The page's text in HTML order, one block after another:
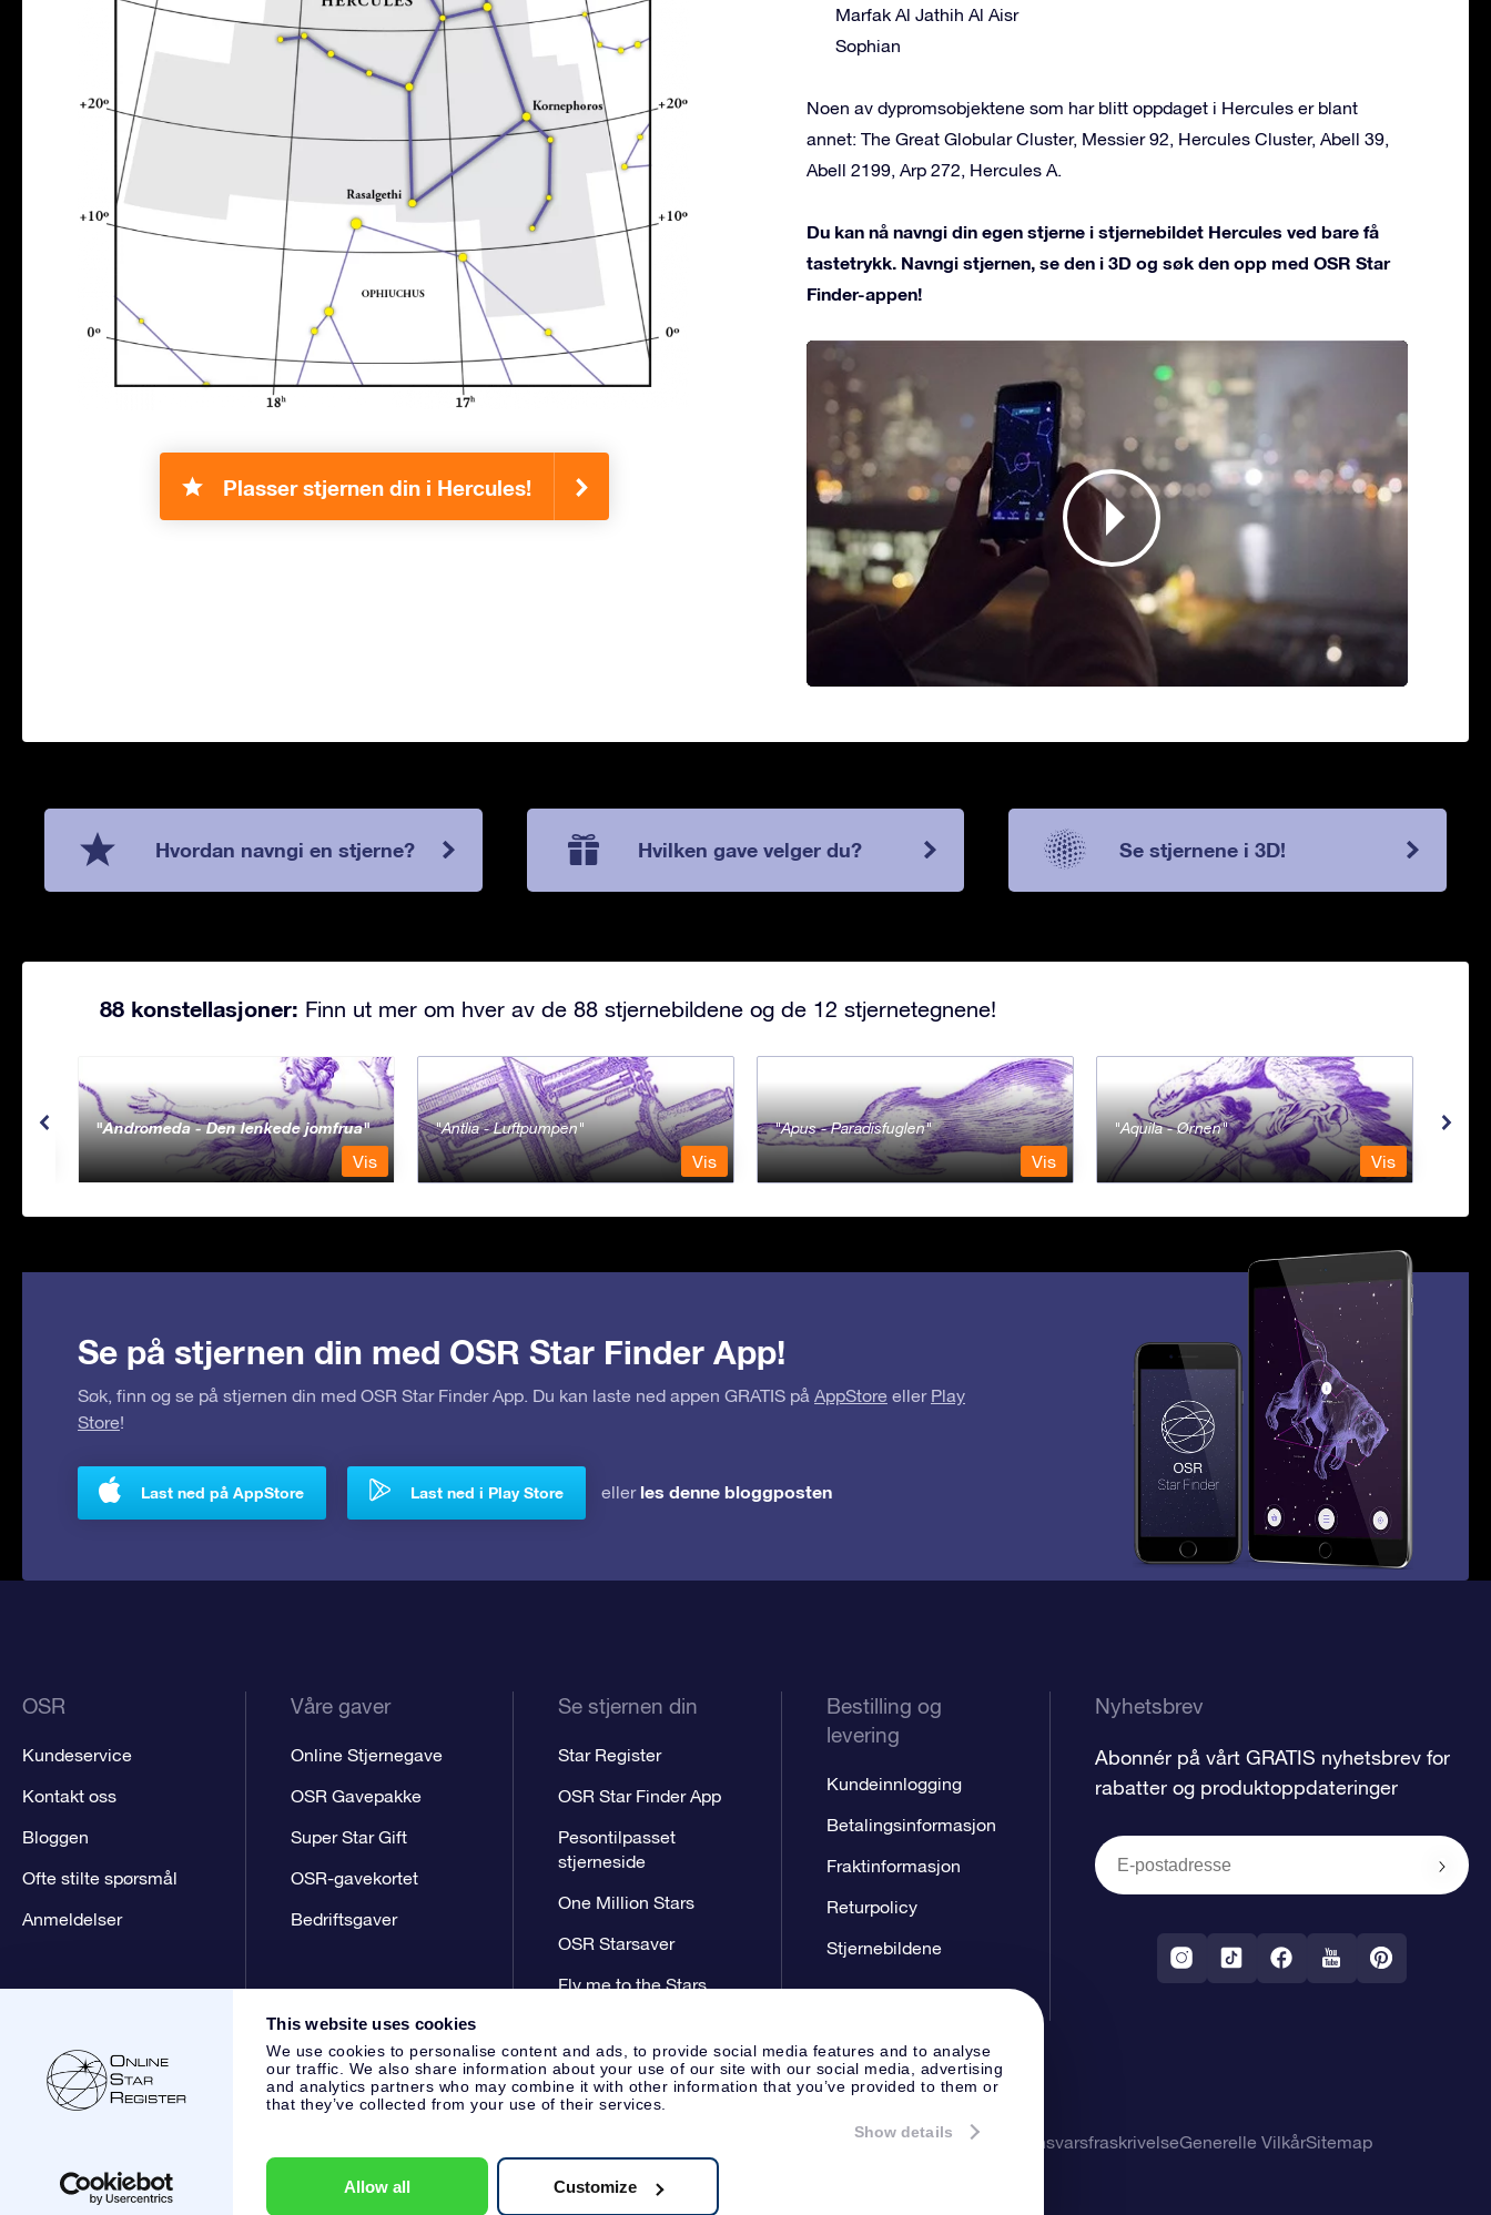
This website uses cookies
We use cookies to personalise content and ads, to provide social media features and to analyse
our traffic. We also share information about your use of our site with our social media, advertising
and analytics partners who may combine it with other information that you’ve provided to them or
that they’ve collected from your use of their services.
Show details
Allow all Customize
Plasser stjernen din i Hercules!
Marfak Al Jathih Al Aisr
Sophian
Noen av dypromsobjektene som har blitt oppdaget i Hercules er blant
annet: The Great Globular Cluster, Messier 92, Hercules Cluster, Abell 39,
Abell 2199, Arp 272, Hercules A.
Du kan nå navngi din egen stjerne i stjernebildet Hercules ved bare få
tastetrykk. Navngi stjernen, se den i 3D og søk den opp med OSR Star
Finder-appen!
Hvordan navngi en stjerne? Hvilken gave velger du? Se stjernene i 3D!
88 konstellasjoner: Finn ut mer om hver av de 88 stjernebildene og de 12 stjernetegnene!
Andromeda - Den lenkede jomfrua
Vis
Antlia - Luftpumpen
Vis
Apus - Paradisfuglen
Vis
Aquila - Ørnen
Vis
Se på stjernen din med OSR Star Finder App!
Søk, finn og se på stjernen din med OSR Star Finder App. Du kan laste ned appen GRATIS på AppStore eller Play
Store!
Last ned på AppStore Last ned i Play Store eller les denne bloggposten
OSR
Kundeservice
Kontakt oss
Bloggen
Ofte stilte spørsmål
Anmeldelser
Våre gaver
Online Stjernegave
OSR Gavepakke
Super Star Gift
OSR-gavekortet
Bedriftsgaver
Se stjernen din
Star Register
OSR Star Finder App
Pesontilpasset
stjerneside
One Million Stars
OSR Starsaver
Fly me to the Stars
Bestilling og
levering
Kundeinnlogging
Betalingsinformasjon
Fraktinformasjon
Returpolicy
Stjernebildene
Nyhetsbrev
Abonnér på vårt GRATIS nyhetsbrev for
rabatter og produktoppdateringer
Kundeservice:help@osr.org KVK: 60333553, VAT: NL 8538.62.722B01
Personvernerklæring og ansvarsfraskrivelseGenerelle VilkårSitemap